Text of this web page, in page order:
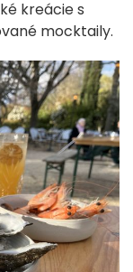
kreácie s
mocktaily.